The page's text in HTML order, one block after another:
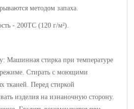
методом запаха.
- 200ТС (120 г/м²).
Машинная стирка при температуре
Стирать с моющими
тканей. Перед стиркой
изделия на изнаночную сторону.